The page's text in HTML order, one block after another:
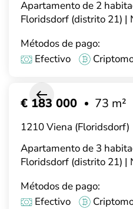
Apartamento de 2
Floridsdorf (distrito 21) |
Métodos de pago:
Efectivo
Apartamento de 3
Floridsdorf (distrito 21) |
€ 183 000 73 m²
1210 Viena (Floridsdorf)
Métodos de pago:
Efectivo